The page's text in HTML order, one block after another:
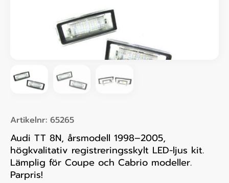
Artikelnr: 65265
Audi TT 8N, årsmodell 1998–2005,
högkvalitativ registreringsskylt LED-ljus kit.
Lämplig för Coupe och Cabrio modeller.
Parpris!